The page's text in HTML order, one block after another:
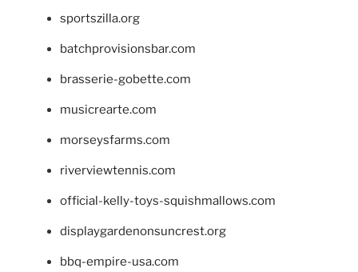
sportszilla.org
batchprovisionsbar.com
brasserie-gobette.com
musicrearte.com
morseysfarms.com
riverviewtennis.com
official-kelly-toys-squishmallows.com
displaygardenonsuncrest.org
bbq-empire-usa.com